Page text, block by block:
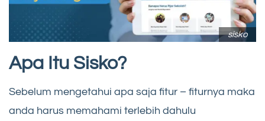
sisko
Apa Itu Sisko?
Sebelum mengetahui apa saja fitur – fiturnya maka
anda harus memahami terlebih dahulu